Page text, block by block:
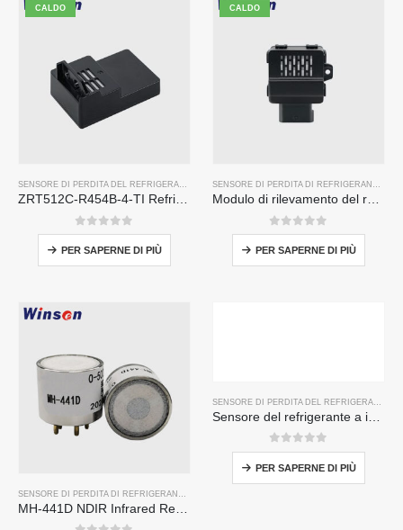
CALDO
SENSORE DI PERDITA DEL REFRIGERANTE R454B
ZRT512C-R454B-4-TI Refrigerant Sensor Module | NDIR Technology for HVAC & Industrial Safety Monitoring
0su 5
PER SAPERNE DI PIÙ
CALDO
SENSORE DI PERDITA DI REFRIGERANTE R32
Modulo di rilevamento del refrigerante ZRT512J | Sensore di gas NDIR per R32, R454B, R290 | Comunicazione rs485
0su 5
PER SAPERNE DI PIÙ
0su 5
PER SAPERNE DI PIÙ